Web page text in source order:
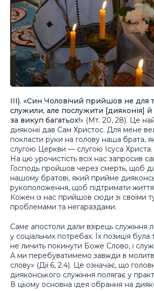
ІІІ). «Син Чоловічий прийшов не для
служили, але послужити [дияконія] й
за викуп багатьох!» (Мт. 20, 28). Це
дияконії дав Сам Христос. Для мене
покласти руки на голову наша брата,
слугою Церкви — слугою Ісуса Христа.
На цю урочистість всіх нас запросив
Господь пройшов через смерть, щоб
нашому братові, який прийме
рукоположення, щоб підтримати
Кожен із нас прийшов сюди зі своїми
проблемами та негараздами.
Саме апостоли дали взірець служіння
у соціальних потребах. Їх позиція
не личить покинути Боже Слово, і
А ми перебуватимемо завжди в молитві
слову» (Дії 6, 2.4). Це означає, що
дияконського служіння полягає у
В цьому основна ідея обрання на